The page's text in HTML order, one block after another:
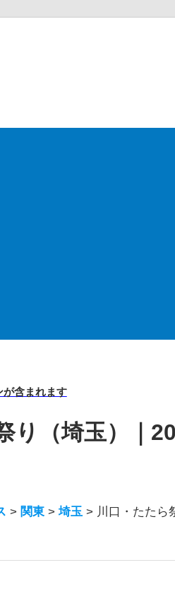
含まれます
り（埼玉）｜
> 関東 >埼玉 > 川口・たたら